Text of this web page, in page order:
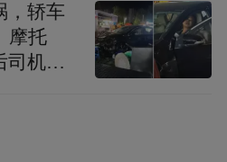
，轿车
摩托
司机一